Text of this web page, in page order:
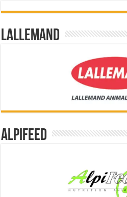
Lallemand
Alpifeed